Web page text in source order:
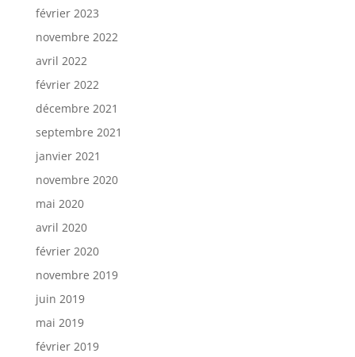
février 2023
novembre 2022
avril 2022
février 2022
décembre 2021
septembre 2021
janvier 2021
novembre 2020
mai 2020
avril 2020
février 2020
novembre 2019
juin 2019
mai 2019
février 2019